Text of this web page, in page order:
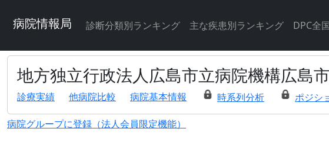
病院情報局 診断分類別ランキング 主な疾患別ランキング DPC全
地方独立行政法人広島市立病院機構広島
診療実績 他病院比較 病院基本情報 時系列分析 ポジシ
病院グループに登録（法人会員限定機能）